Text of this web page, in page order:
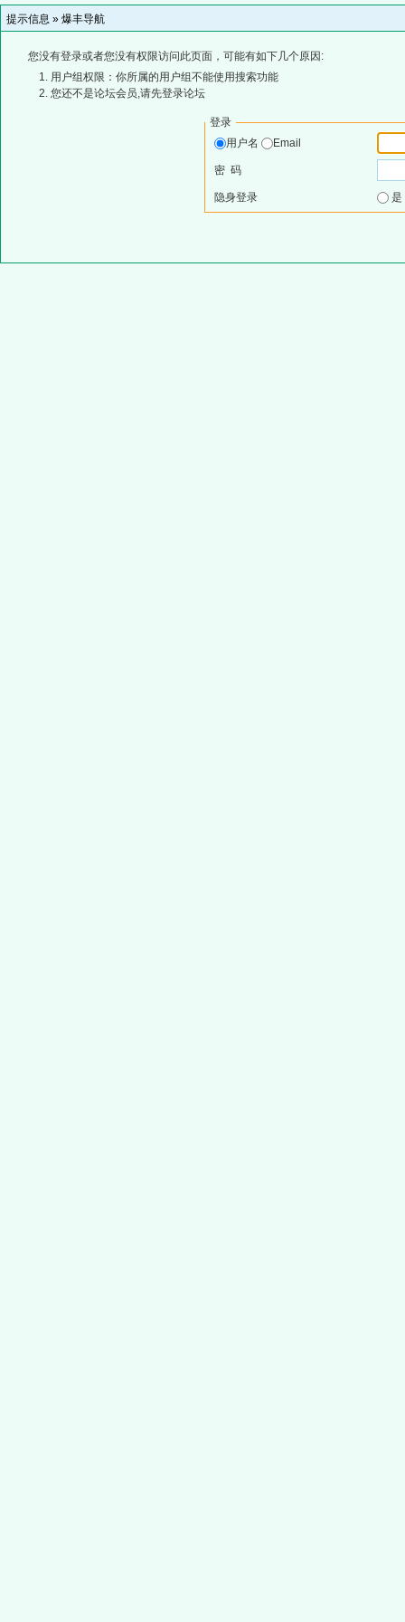
提示信息 » 爆丰导航
您没有登录或者您没有权限访问此页面，可能有如下几个原因:
用户组权限：你所属的用户组不能使用搜索功能
您还不是论坛会员,请先登录论坛
登录
用户名
Email
密 码
隐身登录